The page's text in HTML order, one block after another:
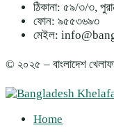
ঠিকানা: ৫৯/৩/৩,
ফোন: ৯৫৫৩৬৯৩
মেইল:
© ২০২৫ – বাংলাদেশ
Home